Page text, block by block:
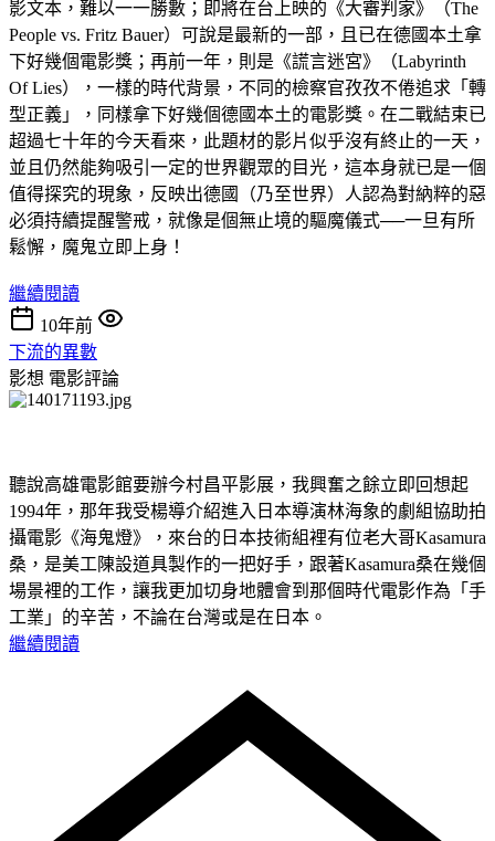
影文本，難以一一勝數；即將在台上映的《大審判家》（The
People vs. Fritz Bauer）可說是最新的一部，且已在德國本土拿
下好幾個電影獎；再前一年，則是《謊言迷宮》（Labyrinth
Of Lies），一樣的時代背景，不同的檢察官孜孜不倦追求「轉
型正義」，同樣拿下好幾個德國本土的電影獎。在二戰結束已
超過七十年的今天看來，此題材的影片似乎沒有終止的一天，
並且仍然能夠吸引一定的世界觀眾的目光，這本身就已是一個
值得探究的現象，反映出德國（乃至世界）人認為對納粹的惡
必須持續提醒警戒，就像是個無止境的驅魔儀式──一旦有所
鬆懈，魔鬼立即上身！
繼續閱讀
10年前
下流的異數
影想 電影評論
聽說高雄電影館要辦今村昌平影展，我興奮之餘立即回想起
1994年，那年我受楊導介紹進入日本導演林海象的劇組協助拍
攝電影《海鬼燈》，來台的日本技術組裡有位老大哥Kasamura
桑，是美工陳設道具製作的一把好手，跟著Kasamura桑在幾個
場景裡的工作，讓我更加切身地體會到那個時代電影作為「手
工業」的辛苦，不論在台灣或是在日本。
繼續閱讀